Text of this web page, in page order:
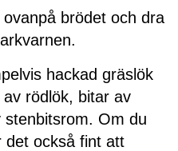
brödet och dra
hackad gräslök
rödlök, bitar av
Om du
det också fint att